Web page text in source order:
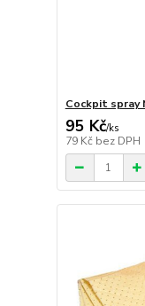
Cockpit spray
95 Kč/ks
79 Kč bez DPH